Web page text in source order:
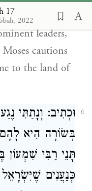
17
2022
our brethren,
leaders,
cautions
to the land of
6
וּכְתִיב: וְנָתַתִּי
בְּשׂוֹרָה הִיא
תָּנֵי רַבִּי שִׁמְעוֹן
כְּנַעֲנִים